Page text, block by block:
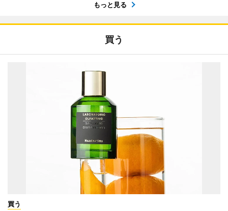
もっと見る
買う
買う